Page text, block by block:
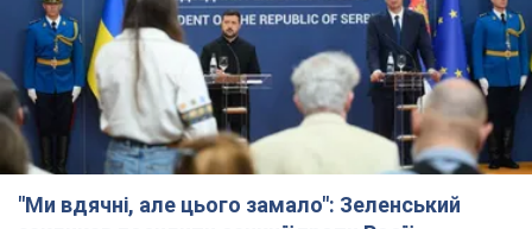
"Ми вдячні, але цього замало": Зеленський